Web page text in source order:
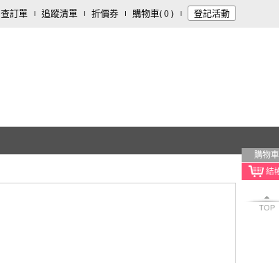
查訂單 追蹤清單 折價券 購物車( 0 ) 登記活動
購物車
TOP